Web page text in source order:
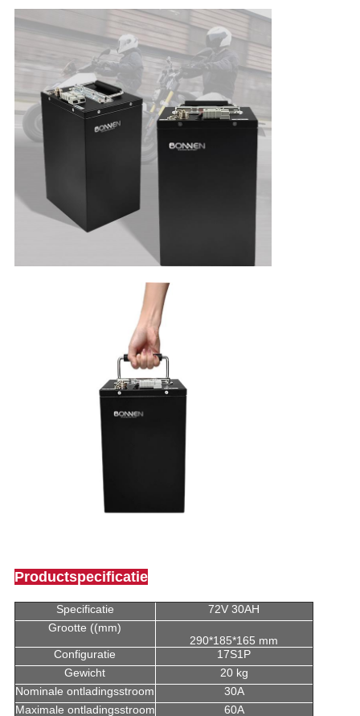
Productspecificatie
Specificatie
72V 30AH
Grootte ((mm)
290*185*165 mm
Configuratie
17S1P
Gewicht
20 kg
Nominale ontladingsstroom
30A
Maximale ontladingsstroom
60A